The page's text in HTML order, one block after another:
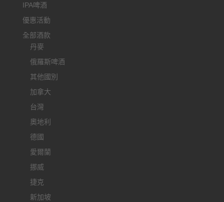
IPA啤酒
優惠活動
全部酒款
丹麥
俄羅斯啤酒
其他國別
加拿大
台灣
奧地利
德國
愛爾蘭
挪威
捷克
新加坡